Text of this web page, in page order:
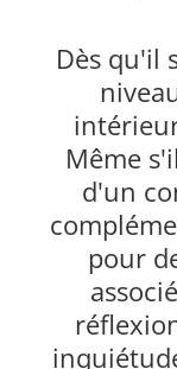
Dès qu'il
Même
d'un
pour